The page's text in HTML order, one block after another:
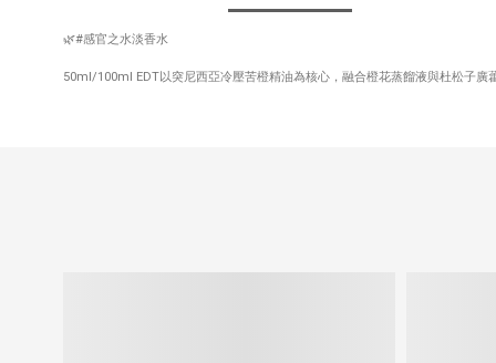
🌿#感官之水淡香水
50ml/100ml EDT以突尼西亞冷壓苦橙精油為核心，融合橙花蒸餾液與杜松子